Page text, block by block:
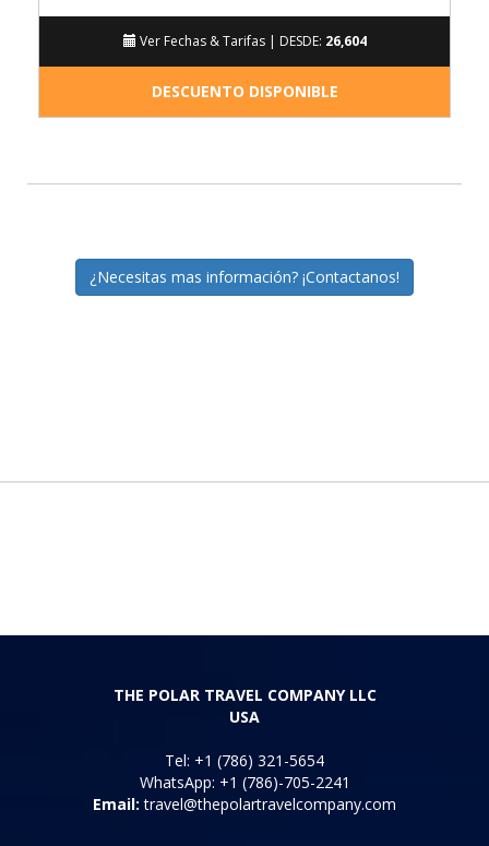
Ver Fechas & Tarifas | DESDE: 26,604
DESCUENTO DISPONIBLE
¿Necesitas mas información? ¡Contactanos!
THE POLAR TRAVEL COMPANY LLC
USA
Tel: +1 (786) 321-5654
WhatsApp: +1 (786)-705-2241
Email: travel@thepolartravelcompany.com